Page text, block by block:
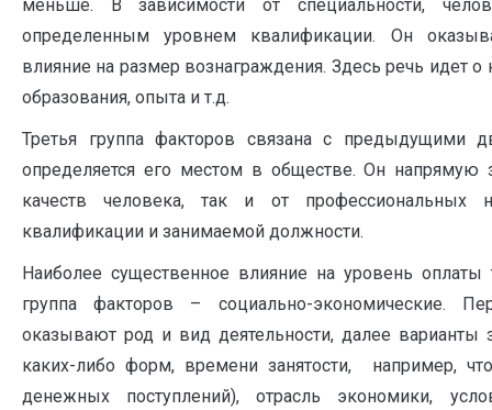
меньше. В зависимости от специальности,
определенным уровнем квалификации. Он
влияние на размер вознаграждения. Здесь речь идет о
образования, опыта и т.д.
Третья группа факторов связана с предыдущими
определяется его местом в обществе. Он напрямую
качеств человека, так и от профессиональных
квалификации и занимаемой должности.
Наиболее существенное влияние на уровень оплаты
группа факторов – социально-экономические.
оказывают род и вид деятельности, далее варианты
каких-либо форм, времени занятости, например,
денежных поступлений), отрасль экономики,